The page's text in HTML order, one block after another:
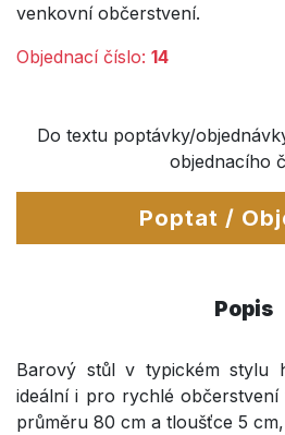
venkovní občerstvení.
Objednací číslo: 14
Do textu poptávky/
objednacího
Poptat /
Popis
Barový stůl v typickém stylu
ideální i pro rychlé občerstvení
průměru 80 cm a tloušťce 5